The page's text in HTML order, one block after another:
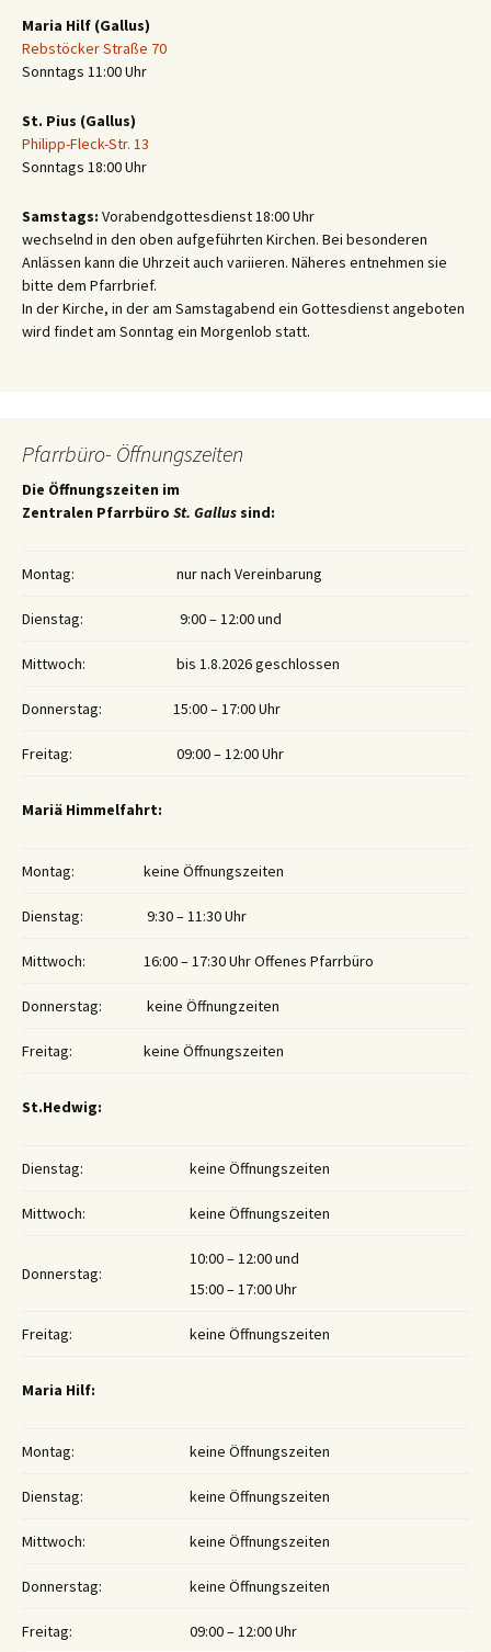
Maria Hilf (Gallus)
Rebstöcker Straße 70
Sonntags 11:00 Uhr
St. Pius (Gallus)
Philipp-Fleck-Str. 13
Sonntags 18:00 Uhr
Samstags: Vorabendgottesdienst 18:00 Uhr
wechselnd in den oben aufgeführten Kirchen. Bei besonderen
Anlässen kann die Uhrzeit auch variieren. Näheres entnehmen sie
bitte dem Pfarrbrief.
In der Kirche, in der am Samstagabend ein Gottesdienst angeboten
wird findet am Sonntag ein Morgenlob statt.
Pfarrbüro- Öffnungszeiten
Die Öffnungszeiten im
Zentralen Pfarrbüro St. Gallus sind:
Montag: nur nach Vereinbarung
Dienstag: 9:00 – 12:00 und
Mittwoch: bis 1.8.2026 geschlossen
Donnerstag: 15:00 – 17:00 Uhr
Freitag: 09:00 – 12:00 Uhr
Mariä Himmelfahrt:
Montag: keine Öffnungszeiten
Dienstag: 9:30 – 11:30 Uhr
Mittwoch: 16:00 – 17:30 Uhr Offenes Pfarrbüro
Donnerstag: keine Öffnungzeiten
Freitag: keine Öffnungszeiten
St.Hedwig:
Dienstag: keine Öffnungszeiten
Mittwoch: keine Öffnungszeiten
Donnerstag:
10:00 – 12:00 und
15:00 – 17:00 Uhr
Freitag: keine Öffnungszeiten
Maria Hilf:
Montag: keine Öffnungszeiten
Dienstag: keine Öffnungszeiten
Mittwoch: keine Öffnungszeiten
Donnerstag: keine Öffnungszeiten
Freitag: 09:00 – 12:00 Uhr